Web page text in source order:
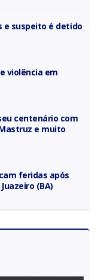
e suspeito é detido
violência em
centenário com
e muito
feridas após
(BA)